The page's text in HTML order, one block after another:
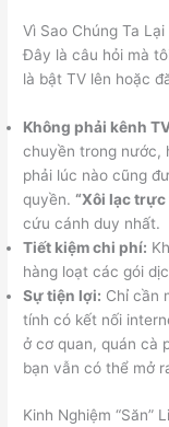
Vì Sao Chúng Ta Lại
Đây là câu hỏi mà
là bật TV lên hoặc
Không phải kênh
chuyền trong nước,
phải lúc nào cũng
quyền.“Xôi lạc
cứu cánh duy nhất.
Tiết kiệm chi phí:
hàng loạt các gói
Sự tiện lợi: Chỉ cần
tính có kết nối
ở cơ quan, quán cà
bạn vẫn có thể mở
Kinh Nghiệm “Săn”